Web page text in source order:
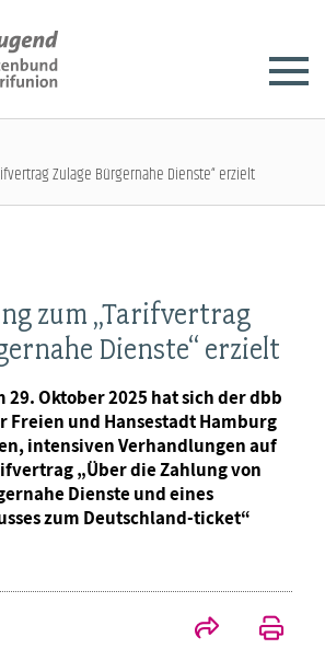
Zulage Bürgernahe Dienste“ erzielt
zum „Tarifvertrag
Dienste“ erzielt
29. Oktober 2025 hat sich der dbb
Freien und Hansestadt Hamburg
intensiven Verhandlungen auf
„Über die Zahlung von
Dienste und eines
zum Deutschland-ticket“